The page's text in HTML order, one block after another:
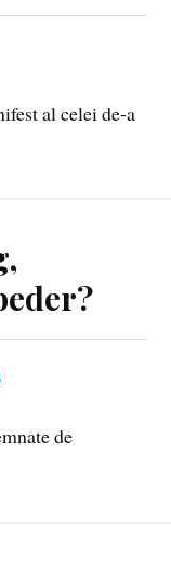
al celei de-a
de